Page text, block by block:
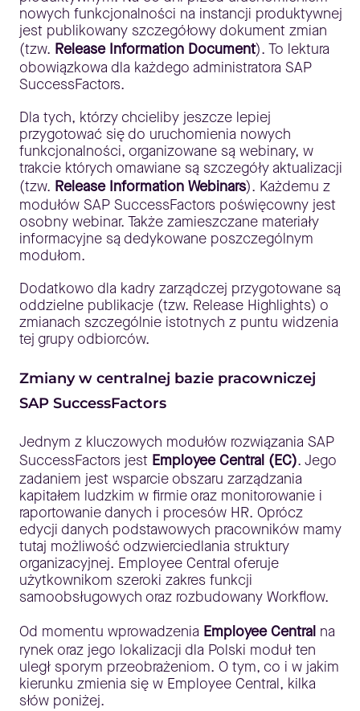
nowych funkcjonalności na instancji produktywnej
jest publikowany szczegółowy dokument zmian
(tzw. Release Information Document). To lektura
obowiązkowa dla każdego administratora SAP
SuccessFactors.
Dla tych, którzy chcieliby jeszcze lepiej
przygotować się do uruchomienia nowych
funkcjonalności, organizowane są webinary, w
trakcie których omawiane są szczegóły aktualizacji
(tzw. Release Information Webinars). Każdemu z
modułów SAP SuccessFactors poświęcowny jest
osobny webinar. Także zamieszczane materiały
informacyjne są dedykowane poszczególnym
modułom.
Dodatkowo dla kadry zarządczej przygotowane są
oddzielne publikacje (tzw. Release Highlights) o
zmianach szczególnie istotnych z puntu widzenia
tej grupy odbiorców.
Zmiany w centralnej bazie pracowniczej
SAP SuccessFactors
Jednym z kluczowych modułów rozwiązania SAP
SuccessFactors jest Employee Central (EC). Jego
zadaniem jest wsparcie obszaru zarządzania
kapitałem ludzkim w firmie oraz monitorowanie i
raportowanie danych i procesów HR. Oprócz
edycji danych podstawowych pracowników mamy
tutaj możliwość odzwierciedlania struktury
organizacyjnej. Employee Central oferuje
użytkownikom szeroki zakres funkcji
samoobsługowych oraz rozbudowany Workflow.
Od momentu wprowadzenia Employee Central na
rynek oraz jego lokalizacji dla Polski moduł ten
uległ sporym przeobrażeniom. O tym, co i w jakim
kierunku zmienia się w Employee Central, kilka
słów poniżej.